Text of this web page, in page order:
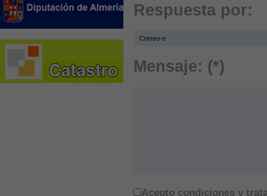
Respuesta por:
Mensaje: (*)
Acepto condiciones y